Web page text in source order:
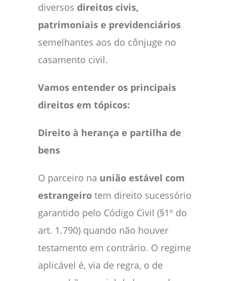
diversos direitos civis,
patrimoniais e previdenciários
semelhantes aos do cônjuge no
casamento civil.
Vamos entender os principais
direitos em tópicos:
Direito à herança e partilha de
bens
O parceiro na união estável com
estrangeiro tem direito sucessório
garantido pelo Código Civil (§1º do
art. 1.790) quando não houver
testamento em contrário. O regime
aplicável é, via de regra, o de